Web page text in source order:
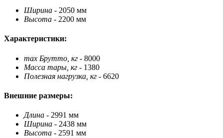
Ширина - 2050 мм
Высота - 2200 мм
Характеристики:
max Брутто, кг - 8000
Масса тары, кг - 1380
Полезная нагрузка, кг - 6620
Внешние размеры:
Длина - 2991 мм
Ширина - 2438 мм
Высота - 2591 мм